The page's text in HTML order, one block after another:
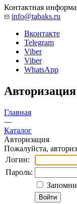
Контактная
info@tabaks.ru
Вконтакте
Telegram
Viber
Viber
WhatsApp
Авторизация
Главная
—
Каталог
Авторизация
Пожалуйста,
Логин:
Пароль: